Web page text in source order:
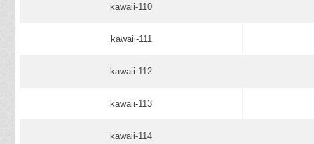
kawaii-110
kawaii-111
kawaii-112
kawaii-113
kawaii-114